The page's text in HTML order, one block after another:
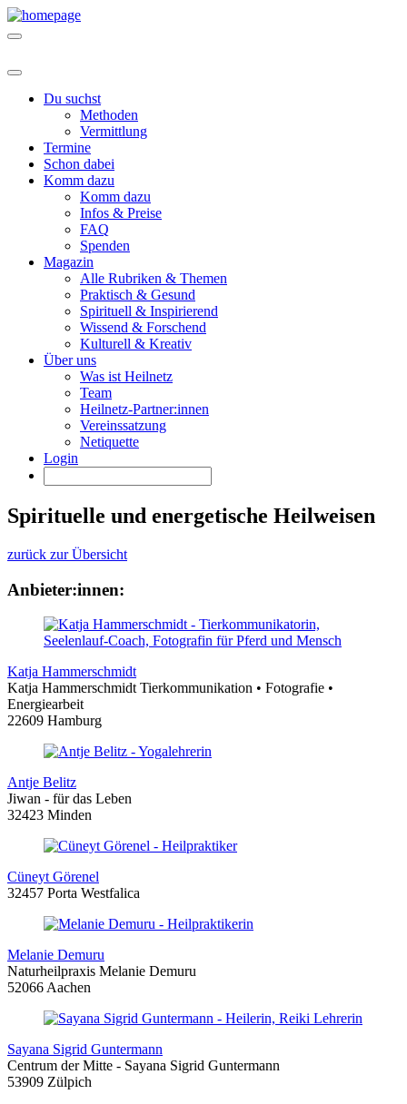
Du suchst
Methoden
Vermittlung
Termine
Schon dabei
Komm dazu
Komm dazu
Infos & Preise
FAQ
Spenden
Magazin
Alle Rubriken & Themen
Praktisch & Gesund
Spirituell & Inspirierend
Wissend & Forschend
Kulturell & Kreativ
Über uns
Was ist Heilnetz
Team
Heilnetz-Partner:innen
Vereinssatzung
Netiquette
Login
Spirituelle und energetische Heilweisen
zurück zur Übersicht
Anbieter:innen:
Katja Hammerschmidt
Katja Hammerschmidt Tierkommunikation • Fotografie •
Energiearbeit
22609 Hamburg
Antje Belitz
Jiwan - für das Leben
32423 Minden
Cüneyt Görenel
32457 Porta Westfalica
Melanie Demuru
Naturheilpraxis Melanie Demuru
52066 Aachen
Sayana Sigrid Guntermann
Centrum der Mitte - Sayana Sigrid Guntermann
53909 Zülpich